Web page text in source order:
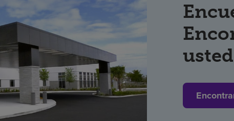
usted